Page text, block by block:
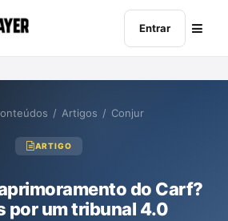
Entrar
/ Artigos / Conjur
ARTIGO
do Carf?
por um tribunal 4.0